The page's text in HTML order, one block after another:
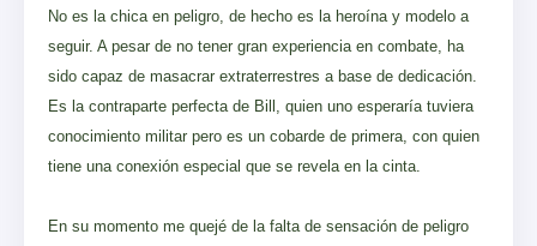
No es la chica en peligro, de hecho es la heroína y modelo a
seguir. A pesar de no tener gran experiencia en combate, ha
sido capaz de masacrar extraterrestres a base de dedicación.
Es la contraparte perfecta de Bill, quien uno esperaría tuviera
conocimiento militar pero es un cobarde de primera, con quien
tiene una conexión especial que se revela en la cinta.
En su momento me quejé de la falta de sensación de peligro